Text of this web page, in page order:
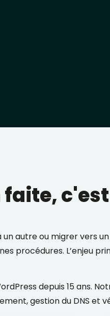
un autre ou migrer vers
procédures. L’enjeu
depuis 15 ans.
gestion du DNS et